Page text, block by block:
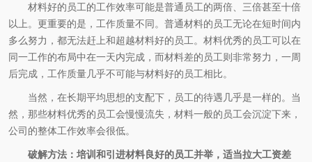
材料好的员工的工作效率可能是普通员工的两倍、三倍甚至十倍
以上。更重要的是，工作质量不同。普通材料的员工无论在短时间内
多么努力，都无法赶上和超越材料好的员工。材料优秀的员工可以在
同一工作的布局中在一天内完成，而材料差的员工则非常努力，一周
后完成，工作质量几乎不可能与材料好的员工相比。
当然，在长期平均思想的支配下，员工的待遇几乎是一样的。当
然，那些材料优秀的员工会慢慢流失，材料一般的员工会沉淀下来，
公司的整体工作效率会很低。
破解方法：培训和引进材料良好的员工并举，适当拉大工资差